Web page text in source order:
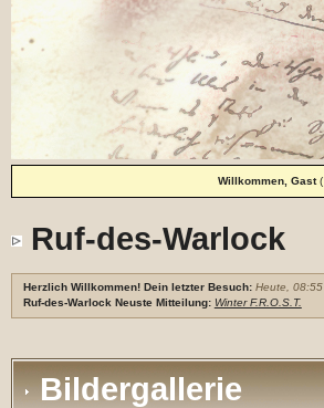
Willkommen, Gast(
Ruf-des-Warlock
Herzlich Willkommen! Dein letzter Besuch: Heute, 08:55
Ruf-des-Warlock Neuste Mitteilung: Winter F.R.O.S.T.
Bildergallerie